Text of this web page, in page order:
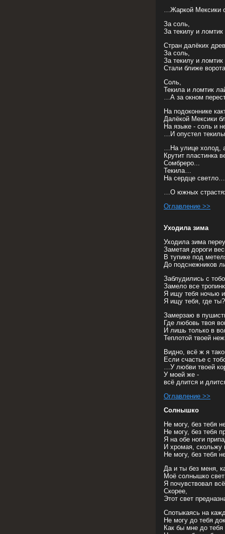
…Жаркой Мексики
За соль,
За текилу и
Стран далёких
За соль,
За текилу и
Стали ближе
Соль,
Текила и ломтик
…А за окном
На подоконнике
Далёкой Мексики
На языке - соль и
…И опустел
…На улице холод,
Крутит пластинка
Сомбреро...
Текила…
На сердце светло…
…О южных
Оглавление >>
Уходила зима
Уходила зима
Заметая дороги
В тупике под
До подснежников
Заблудились с
Замело все
Я ищу тебя ночью
Я ищу тебя, где ты?
Замерзаю в
Где любовь твоя
И лишь только в
Теплотой твоей
Видно, всё ж я
Если счастье с
…У любви твоей
У моей же -
всё длится и
Оглавление >>
Солнышко
Не могу, без тебя
Не могу, без тебя
Я на обе ноги
И хромая, скольжу
Не могу, без тебя
Да и ты без меня,
Моё солнышко
Я почувствовал
Скорее,
Этот свет
Спотыкаясь на
Не могу до тебя
Как бы мне до тебя